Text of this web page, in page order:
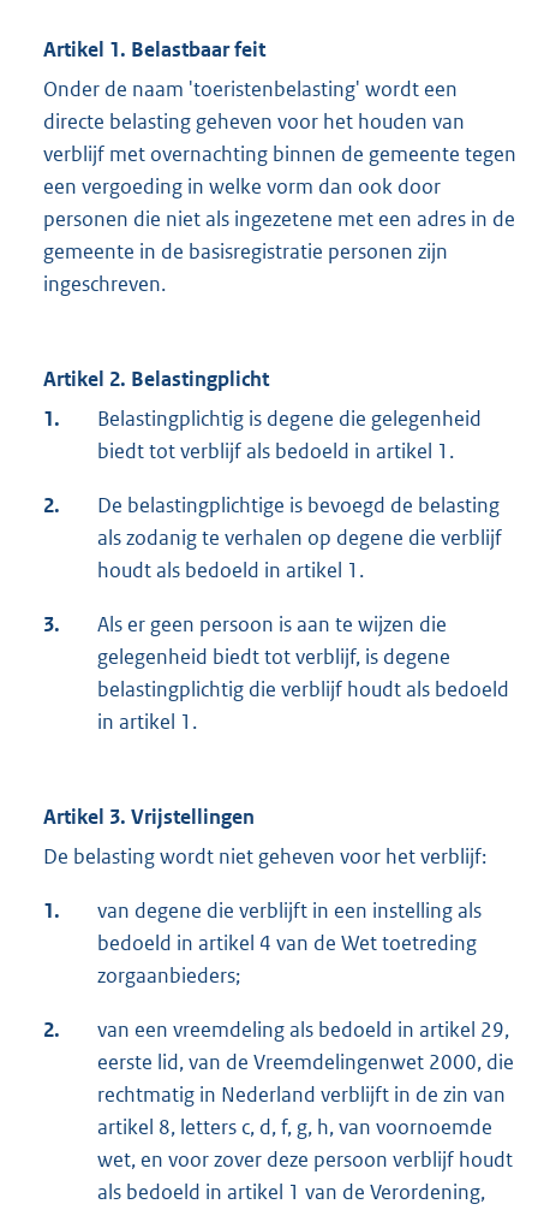
Artikel 1. Belastbaar feit
Onder de naam 'toeristenbelasting' wordt een
directe belasting geheven voor het houden van
verblijf met overnachting binnen de gemeente tegen
een vergoeding in welke vorm dan ook door
personen die niet als ingezetene met een adres in de
gemeente in de basisregistratie personen zijn
ingeschreven.
Artikel 2. Belastingplicht
1.
Belastingplichtig is degene die gelegenheid
biedt tot verblijf als bedoeld in artikel 1.
2.
De belastingplichtige is bevoegd de belasting
als zodanig te verhalen op degene die verblijf
houdt als bedoeld in artikel 1.
3.
Als er geen persoon is aan te wijzen die
gelegenheid biedt tot verblijf, is degene
belastingplichtig die verblijf houdt als bedoeld
in artikel 1.
Artikel 3. Vrijstellingen
De belasting wordt niet geheven voor het verblijf:
1.
van degene die verblijft in een instelling als
bedoeld in artikel 4 van de Wet toetreding
zorgaanbieders;
2.
van een vreemdeling als bedoeld in artikel 29,
eerste lid, van de Vreemdelingenwet 2000, die
rechtmatig in Nederland verblijft in de zin van
artikel 8, letters c, d, f, g, h, van voornoemde
wet, en voor zover deze persoon verblijf houdt
als bedoeld in artikel 1 van de Verordening,